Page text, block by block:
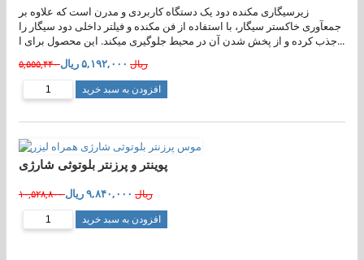
زیرسیگاری مکنده دود یک دستگاه کاربردی و مدرن است که علاوه بر
جمعآوری خاکستر سیگار، با استفاده از فن مکنده و فیلتر داخلی دود سیگار را
جذب کرده و از پخش شدن آن در محیط جلوگیری میکند. این محصول برای ا...
۵,۵۵۵,۴۴۰ ریال ۵,۱۹۲,۰۰۰ ریال
افزودن به سبد خرید
پوینتر و پرزنتر بلوتوثی شارژی
۱۰,۵۲۸,۸۰۰ ریال ۹,۸۴۰,۰۰۰ ریال
افزودن به سبد خرید